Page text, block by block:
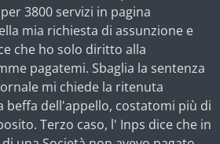
3800 servizi in pagina
mia richiesta di assunzione e
che ho solo diritto alla
pagatemi. Sbaglia la sentenza
mi chiede la ritenuta
beffa dell'appello, costatomi più di
Terzo caso, l' Inps dice che in